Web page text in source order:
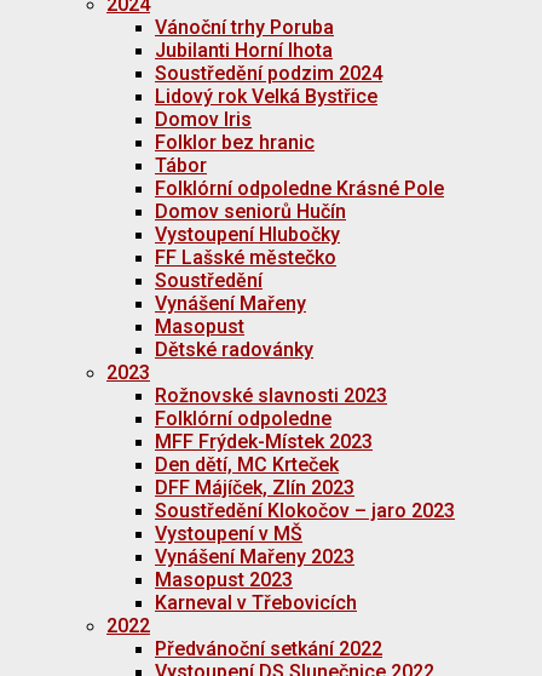
Vánoční trhy Poruba
Jubilanti Horní lhota
Soustředění podzim 2024
Lidový rok Velká Bystřice
Domov Iris
Folklor bez hranic
Tábor
Folklórní odpoledne Krásné Pole
Domov seniorů Hučín
Vystoupení Hlubočky
FF Lašské městečko
Soustředění
Vynášení Mařeny
Masopust
Dětské radovánky
2023
Rožnovské slavnosti 2023
Folklórní odpoledne
MFF Frýdek-Místek 2023
Den dětí, MC Krteček
DFF Májíček, Zlín 2023
Soustředění Klokočov – jaro 2023
Vystoupení v MŠ
Vynášení Mařeny 2023
Masopust 2023
Karneval v Třebovicích
2022
Předvánoční setkání 2022